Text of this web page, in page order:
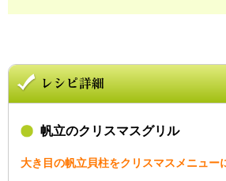
帆立のクリスマスグリル
大き目の帆立貝柱をクリスマスメニュー